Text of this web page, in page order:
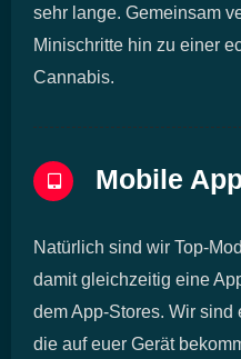
sehr lange. Gemeinsam
Minischritte hin zu einer
Cannabis.
Mobile
Natürlich sind wir Top-
damit gleichzeitig eine
dem App-Stores. Wir sind
die auf euer Gerät